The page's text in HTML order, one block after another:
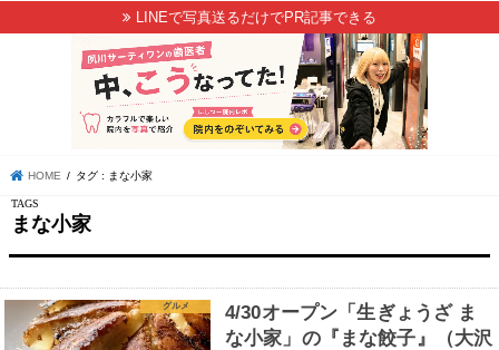
LINEで写真送るだけでPR記事できる
HOME タグ : まな小家
まな小家
グルメ
4/30オープン「生ぎょうざ ま
な小家」の『まな餃子』（大沢